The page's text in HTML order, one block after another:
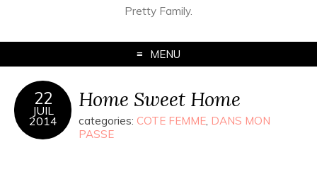
Pretty Family.
MENU
22
JUIL
2014
Home Sweet Home
categories: COTE FEMME, DANS MON
PASSE